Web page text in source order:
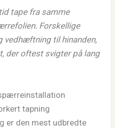
tape fra samme
Forskellige
vedhæftning til hinanden,
der oftest svigter på lang
tapning
er den mest udbredte